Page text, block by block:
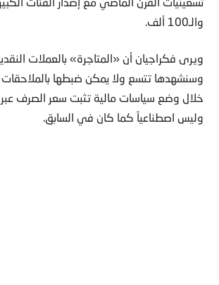
والـ100 ألف.
ويرى فكراجيان أن «المتاجرة» بالعملات
وسنشهدها تتسع ولا يمكن ضبطها بالملاحقات
خلال وضع سياسات مالية تثبت سعر الصرف
وليس اصطناعياً كما كان في السابق.